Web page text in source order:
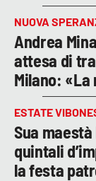
NUOVA
Andrea
attesa di
Milano:
ESTATE
Sua
quintali
la festa